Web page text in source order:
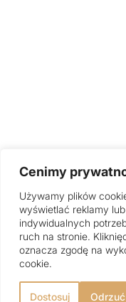
Cenimy
Używamy plików
wyświetlać reklamy
indywidualnych
ruch na stronie.
oznacza zgodę na
cookie.
Dostosuj